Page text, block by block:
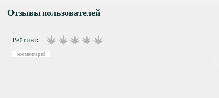
Отзывы пользователей
Рейтинг:
комментарий